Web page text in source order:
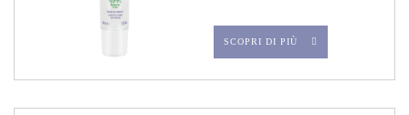
SCOPRI DI PIÙ